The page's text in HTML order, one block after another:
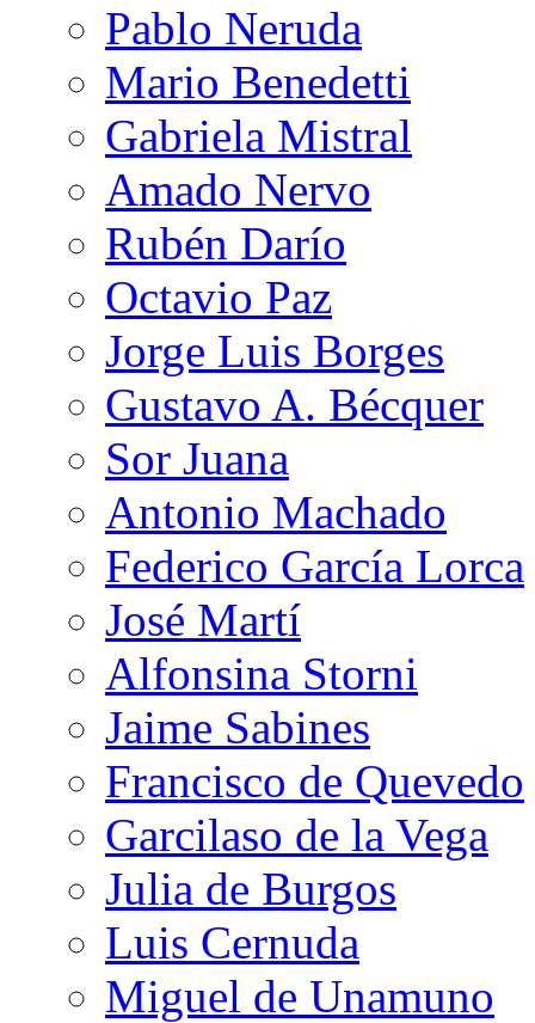
Pablo Neruda
Mario Benedetti
Gabriela Mistral
Amado Nervo
Rubén Darío
Octavio Paz
Jorge Luis Borges
Gustavo A. Bécquer
Sor Juana
Antonio Machado
Federico García Lorca
José Martí
Alfonsina Storni
Jaime Sabines
Francisco de Quevedo
Garcilaso de la Vega
Julia de Burgos
Luis Cernuda
Miguel de Unamuno